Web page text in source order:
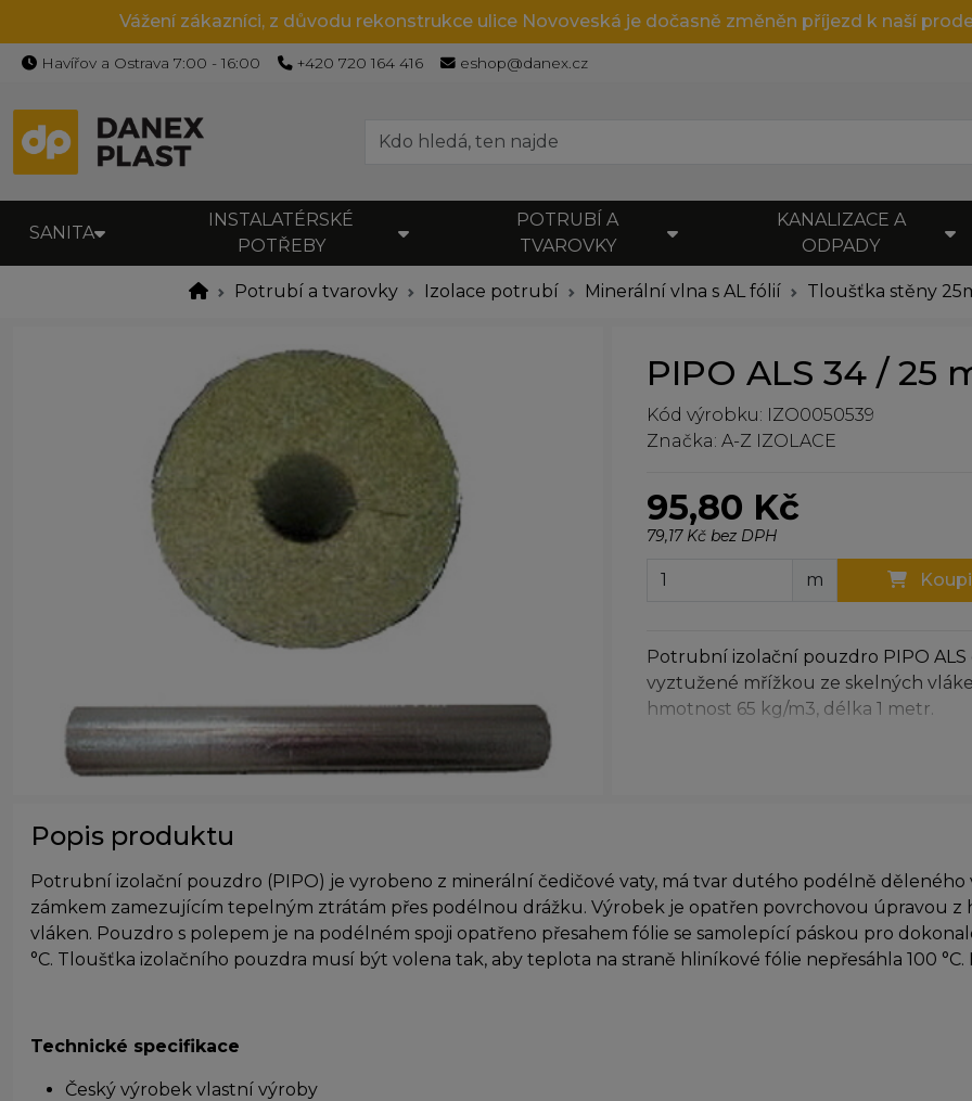
Vážení zákazníci, z důvodu rekonstrukce ulice Novoveská je dočasně změněn příjezd k naší
Havířov a Ostrava 7:00 - 16:00 +420 720 164 416 eshop@danex.cz
SANITA
INSTALATÉRSKÉ
POTŘEBY
POTRUBÍ A
TVAROVKY
KANALIZACE A
ODPADY
Potrubí a tvarovky Izolace potrubí Minerální vlna s AL fólií Tloušťka stěny
PIPO ALS 34 / 25
Kód výrobku: IZO0050539
Značka: A-Z IZOLACE
95,80 Kč
79,17 Kč bez DPH
m
Potrubní izolační pouzdro PIPO
vyztužené mřížkou ze skelných
hmotnost 65 kg/m3, délka 1 metr.
Popis produktu
Potrubní izolační pouzdro (PIPO) je vyrobeno z minerální čedičové vaty, má tvar dutého podélně
zámkem zamezujícím tepelným ztrátám přes podélnou drážku. Výrobek je opatřen povrchovou úpravou
vláken. Pouzdro s polepem je na podélném spoji opatřeno přesahem fólie se samolepící páskou pro
°C. Tloušťka izolačního pouzdra musí být volena tak, aby teplota na straně hliníkové fólie nepřesáhla 100 °C.
Technické specifikace
Český výrobek vlastní výroby